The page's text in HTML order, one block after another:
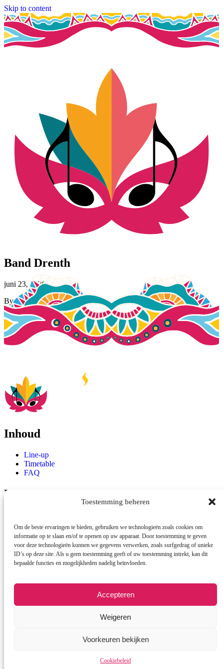
Toestemming beheren
Om de beste ervaringen te bieden, gebruiken we technologieën zoals cookies om
informatie op te slaan en/of te openen op uw apparaat. Door toestemming te geven
voor deze technologieën kunnen we gegevens verwerken, zoals surfgedrag of unieke
ID’s op deze site. Als u geen toestemming geeft of uw toestemming intrekt, kan dit
bepaalde functies en mogelijkheden nadelig beïnvloeden.
Accepteren
Weigeren
Voorkeuren bekijken
Cookiebeleid
Skip to content
Band Drenth
juni 23, 2026
By Jasmijn Tingen
Inhoud
Line-up
Timetable
FAQ
Locatie
Contact
info@cestlavie-emmen.nl